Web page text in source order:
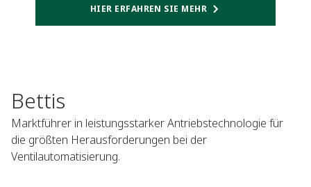
HIER ERFAHREN SIE MEHR
Bettis
Marktführer in leistungsstarker Antriebstechnologie für
die größten Herausforderungen bei der
Ventilautomatisierung.